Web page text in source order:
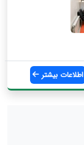
اطلاعات بیشتر